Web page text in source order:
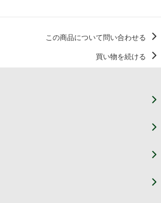
この商品について問い合わせる
買い物を続ける